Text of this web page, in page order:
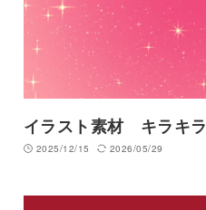
イラスト素材 キラキラ
2025/12/15 2026/05/29